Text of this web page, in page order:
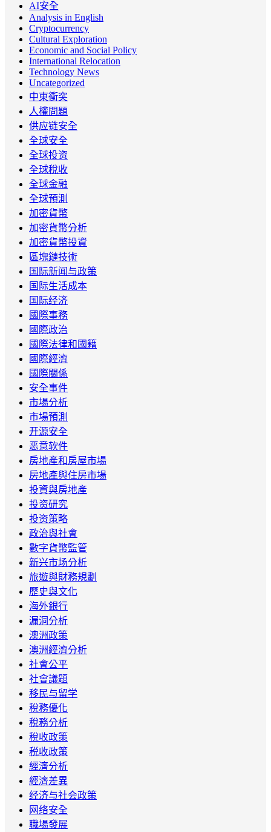
AI安全
Analysis in English
Cryptocurrency
Cultural Exploration
Economic and Social Policy
International Relocation
Technology News
Uncategorized
中東衝突
人權問題
供应链安全
全球安全
全球投资
全球稅收
全球金融
全球預測
加密貨幣
加密貨幣分析
加密貨幣投資
區塊鏈技術
国际新闻与政策
国际生活成本
国际经济
國際事務
國際政治
國際法律和國籍
國際經濟
國際關係
安全事件
市場分析
市場預測
开源安全
恶意软件
房地產和房屋市場
房地產與住房市場
投資與房地產
投资研究
投资策略
政治與社會
數字貨幣監管
新兴市场分析
旅遊與財務規劃
歷史與文化
海外銀行
漏洞分析
澳洲政策
澳洲經濟分析
社會公平
社會議題
移民与留学
稅務優化
稅務分析
稅收政策
税收政策
經濟分析
經濟差異
经济与社会政策
网络安全
職場發展